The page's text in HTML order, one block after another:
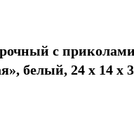
с
белый, 24 х 14 х